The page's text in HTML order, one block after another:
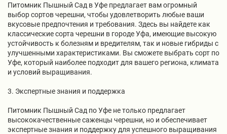
Питомник Пышный Сад в Уфе предлагает вам огромный
выбор сортов черешни, чтобы удовлетворить любые ваши
вкусовые предпочтения и требования. Здесь вы найдете как
классические сорта черешни в городе Уфа, имеющие высокую
устойчивость к болезням и вредителям, так и новые гибриды с
улучшенными характеристиками. Вы сможете выбрать сорт по
Уфе, который наиболее подходит для вашего региона, климата
и условий выращивания.
3. Экспертные знания и поддержка
Питомник Пышный Сад по Уфе не только предлагает
высококачественные саженцы черешни, но и обеспечивает
экспертные знания и поддержку для успешного выращивания